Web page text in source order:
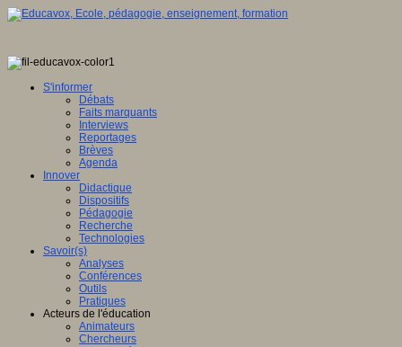
S'informer
Débats
Faits marquants
Interviews
Reportages
Brèves
Agenda
Innover
Didactique
Dispositifs
Pédagogie
Recherche
Technologies
Savoir(s)
Analyses
Conférences
Outils
Pratiques
Acteurs de l'éducation
Animateurs
Chercheurs